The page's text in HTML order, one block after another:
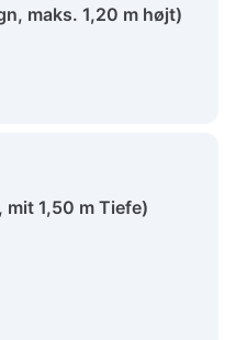
maks. 1,20 m højt)
1,50 m Tiefe)